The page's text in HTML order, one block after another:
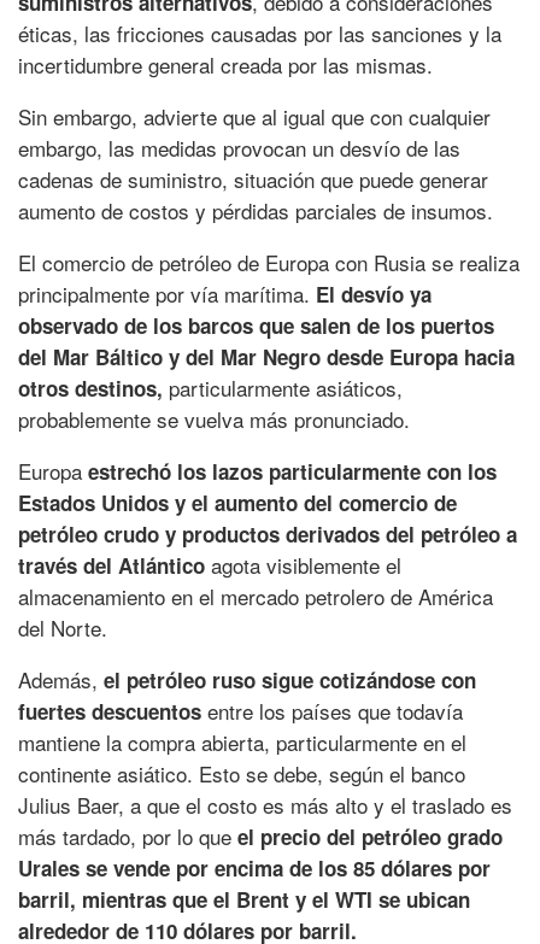
éticas, las fricciones causadas por las sanciones y la
incertidumbre general creada por las mismas.
Sin embargo, advierte que al igual que con cualquier
embargo, las medidas provocan un desvío de las
cadenas de suministro, situación que puede generar
aumento de costos y pérdidas parciales de insumos.
El comercio de petróleo de Europa con Rusia se realiza
principalmente por vía marítima. El desvío ya
observado de los barcos que salen de los puertos
del Mar Báltico y del Mar Negro desde Europa hacia
otros destinos, particularmente asiáticos,
probablemente se vuelva más pronunciado.
Europa estrechó los lazos particularmente con los
Estados Unidos y el aumento del comercio de
petróleo crudo y productos derivados del petróleo a
través del Atlántico agota visiblemente el
almacenamiento en el mercado petrolero de América
del Norte.
Además, el petróleo ruso sigue cotizándose con
fuertes descuentos entre los países que todavía
mantiene la compra abierta, particularmente en el
continente asiático. Esto se debe, según el banco
Julius Baer, a que el costo es más alto y el traslado es
más tardado, por lo que el precio del petróleo grado
Urales se vende por encima de los 85 dólares por
barril, mientras que el Brent y el WTI se ubican
alrededor de 110 dólares por barril.